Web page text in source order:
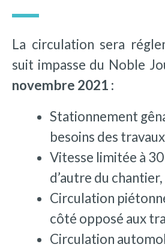
La circulation sera
suit impasse du Noble
novembre 2021 :
Stationnement
besoins des
Vitesse limitée à
d’autre du chantier,
Circulation
côté opposé aux
Circulation